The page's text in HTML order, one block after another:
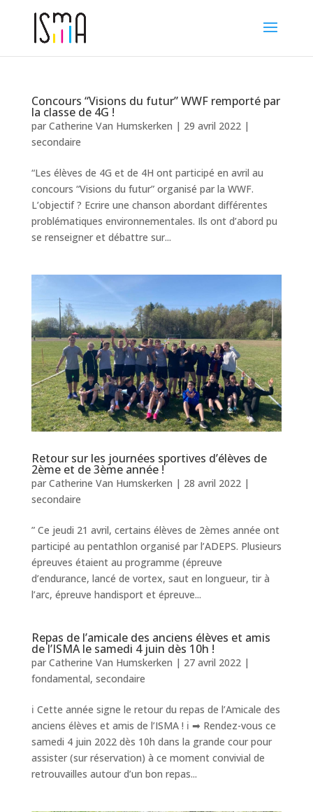
Concours “Visions du futur” WWF remporté par
la classe de 4G !
par Catherine Van Humskerken | 29 avril 2022|
secondaire
“Les élèves de 4G et de 4H ont participé en avril au
concours “Visions du futur” organisé par la WWF.
L’objectif ? Ecrire une chanson abordant différentes
problématiques environnementales. Ils ont d’abord pu
se renseigner et débattre sur...
Retour sur les journées sportives d’élèves de
2ème et de 3ème année !
par Catherine Van Humskerken | 28 avril 2022|
secondaire
” Ce jeudi 21 avril, certains élèves de 2èmes année ont
participé au pentathlon organisé par l’ADEPS. Plusieurs
épreuves étaient au programme (épreuve
d’endurance, lancé de vortex, saut en longueur, tir à
l’arc, épreuve handisport et épreuve...
Repas de l’amicale des anciens élèves et amis
de l’ISMA le samedi 4 juin dès 10h !
par Catherine Van Humskerken | 27 avril 2022|
fondamental, secondaire
ℹ Cette année signe le retour du repas de l’Amicale des
anciens élèves et amis de l’ISMA ! ℹ ➡ Rendez-vous ce
samedi 4 juin 2022 dès 10h dans la grande cour pour
assister (sur réservation) à ce moment convivial de
retrouvailles autour d’un bon repas...